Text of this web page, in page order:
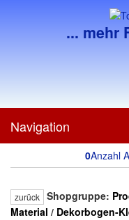
... mehr
Navigation
0Anzahl
zurück Shopgruppe:
Material / Dekorbogen-